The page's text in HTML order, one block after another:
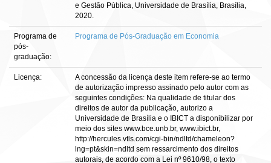
e Gestão Pública, Universidade de Brasília, Brasília,
2020.
Programa de
pós-
graduação:
Programa de Pós-Graduação em Economia
Licença:
A concessão da licença deste item refere-se ao termo
de autorização impresso assinado pelo autor com as
seguintes condições: Na qualidade de titular dos
direitos de autor da publicação, autorizo a
Universidade de Brasília e o IBICT a disponibilizar por
meio dos sites www.bce.unb.br, www.ibict.br,
http://hercules.vtls.com/cgi-bin/ndltd/chameleon?
lng=pt&skin=ndltd sem ressarcimento dos direitos
autorais, de acordo com a Lei nº 9610/98, o texto